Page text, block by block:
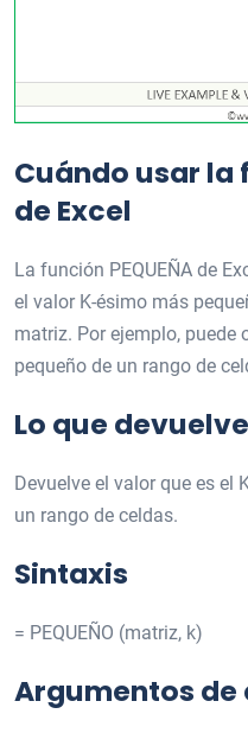
Cuándo usar la
de Excel
La función PEQUEÑA de
el valor K-ésimo más
matriz. Por ejemplo, puede
pequeño de un rango de
Lo que devuelve
Devuelve el valor que es el
un rango de celdas.
Sintaxis
= PEQUEÑO (matriz, k)
Argumentos de